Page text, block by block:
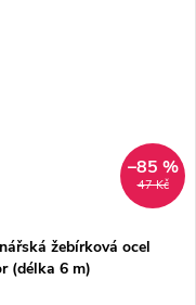
47 Kč
–85 %
žebírková ocel
(délka 6 m)